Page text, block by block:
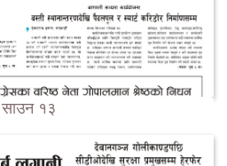
साउन १३